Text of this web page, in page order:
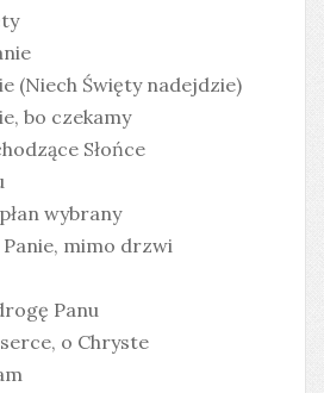
(Niech Święty nadejdzie)
bo czekamy
Słońce
wybrany
mimo drzwi
Panu
o Chryste